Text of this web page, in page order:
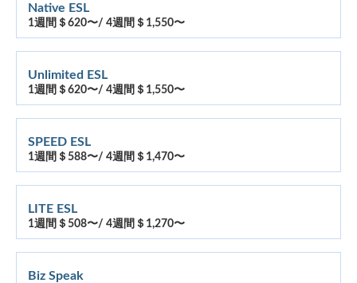
Native ESL
1週間＄620〜/ 4週間＄1,550〜
Unlimited ESL
1週間＄620〜/ 4週間＄1,550〜
SPEED ESL
1週間＄588〜/ 4週間＄1,470〜
LITE ESL
1週間＄508〜/ 4週間＄1,270〜
Biz Speak